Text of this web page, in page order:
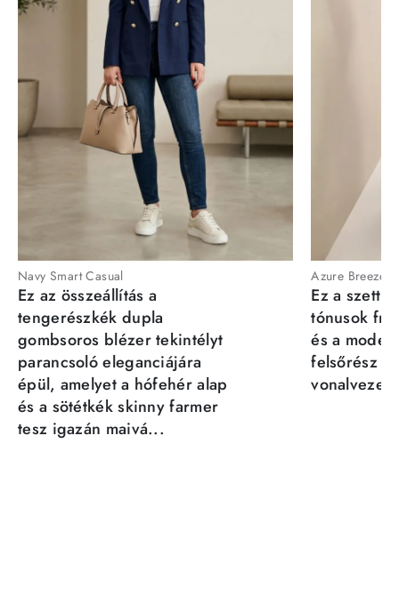
Navy Smart Casual
Ez az összeállítás a
tengerészkék dupla
gombsoros blézer tekintélyt
parancsoló eleganciájára
épül, amelyet a hófehér alap
és a sötétkék skinny farmer
tesz igazán maivá...
Azure Breeze
Ez a szett
tónusok
és a
felsőrész